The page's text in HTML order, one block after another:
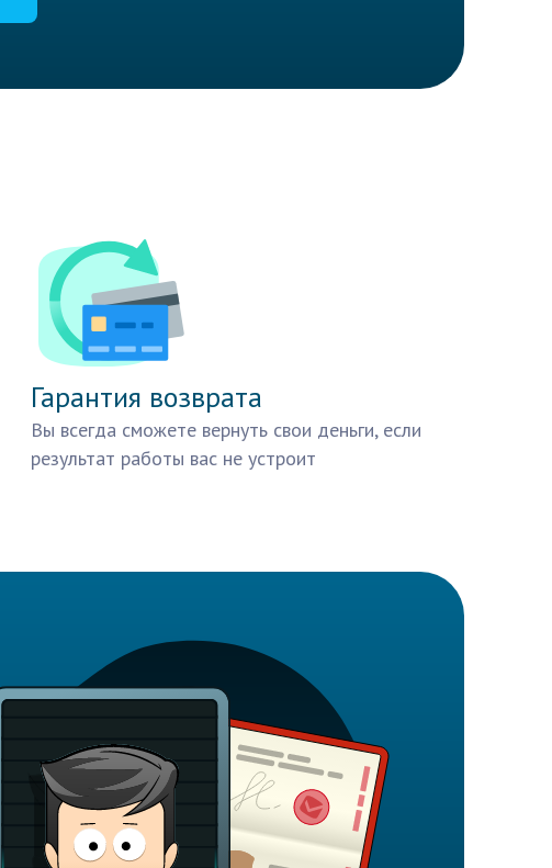
Гарантия возврата
Вы всегда сможете вернуть свои деньги, если
результат работы вас не устроит